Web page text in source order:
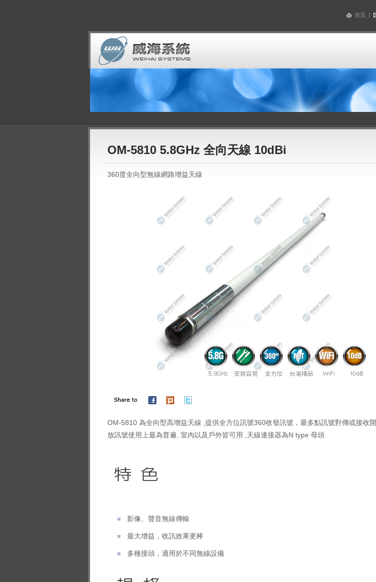
首頁 |
OM-5810 5.8GHz 全向天線 10dBi
360度全向型無線網路增益天線
OM-5810 為全向型高增益天線 ,提供全方位訊號360收發訊號，最多點訊號對傳或接收開
放訊號使用上最為普遍, 室內以及戶外皆可用 ,天線連接器為N type 母頭
影像、聲音無線傳輸
最大增益，收訊效果更棒
多種接頭，適用於不同無線設備